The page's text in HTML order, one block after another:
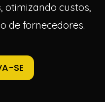
, otimizando custos,
de fornecedores.
SE